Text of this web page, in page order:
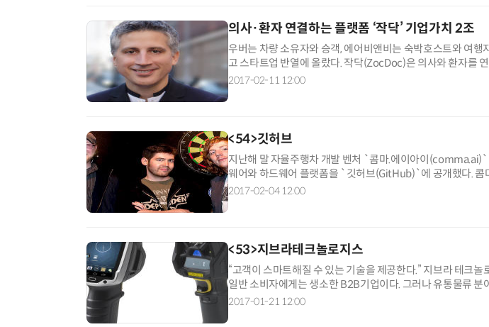
의사·환자 연결하는 플랫폼 ‘작닥’ 기업가치 2조
우버는 차량 소유자와 승객, 에어비앤비는 숙박호스트와 여행
고 스타트업 반열에 올랐다. 작닥(ZocDoc)은 의사와 환자를
있다. 기업가치가 18억달러...
2017-02-11 12:00
<54>깃허브
지난해 말 자율주행차 개발 벤처 `콤마.에이아이
웨어와 하드웨어 플랫폼을 `깃허브(GitHub)`에 공개했다. 콤
히는 27세 컴퓨터천재 조지...
2017-02-04 12:00
<53>지브라테크놀로지스
“고객이 스마트해질 수 있는 기술을 제공한다.” 지브라 테크
일반 소비자에게는 생소한 B2B기업이다. 그러나 유통물류 분
도로 탄탄한 기술력을 자랑...
2017-01-21 12:00